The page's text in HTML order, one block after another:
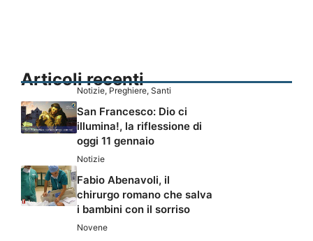
Articoli recenti
Notizie, Preghiere, Santi
San Francesco: Dio ci
illumina!, la riflessione di
oggi 11 gennaio
Notizie
Fabio Abenavoli, il
chirurgo romano che salva
i bambini con il sorriso
Novene